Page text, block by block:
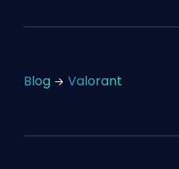
Blog Valorant